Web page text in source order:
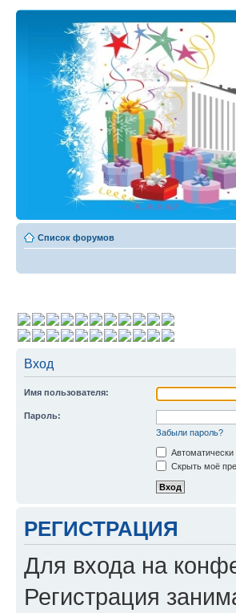
Список форумов
Вход
Имя пользователя:
Пароль:
Забыли пароль?
Скрыть моё
РЕГИСТРАЦИЯ
Для входа на
Регистрация